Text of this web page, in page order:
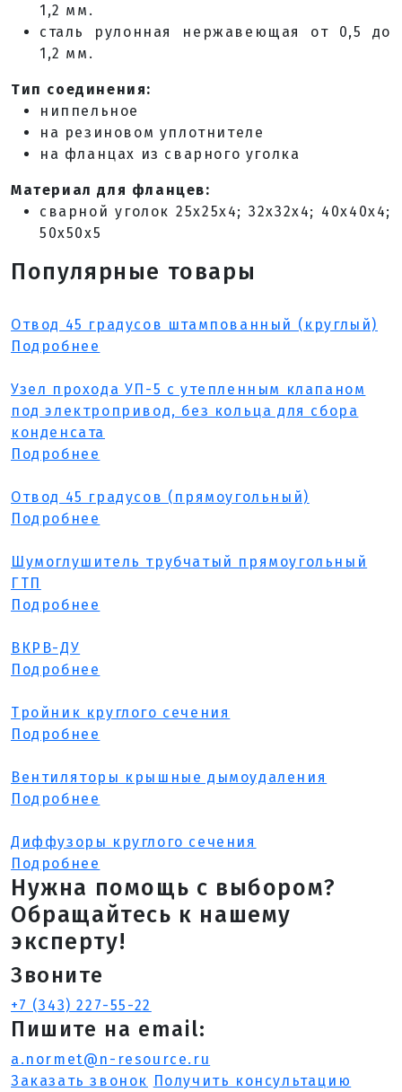
1,2 мм.
сталь рулонная нержавеющая от 0,5 до
1,2 мм.
Тип соединения:
ниппельное
на резиновом уплотнителе
на фланцах из сварного уголка
Материал для фланцев:
сварной уголок 25х25х4; 32х32х4; 40х40х4;
50х50х5
Популярные товары
Отвод 45 градусов штампованный (круглый)
Подробнее
Узел прохода УП-5 с утепленным клапаном
под электропривод, без кольца для сбора
конденсата
Подробнее
Отвод 45 градусов (прямоугольный)
Подробнее
Шумоглушитель трубчатый прямоугольный
ГТП
Подробнее
ВКРВ-ДУ
Подробнее
Тройник круглого сечения
Подробнее
Вентиляторы крышные дымоудаления
Подробнее
Диффузоры круглого сечения
Подробнее
Нужна помощь с выбором?
Обращайтесь к нашему
эксперту!
Звоните
+7 (343) 227-55-22
Пишите на email:
a.normet@n-resource.ru
Заказать звонок Получить консультацию